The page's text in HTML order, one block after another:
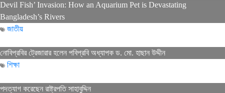
Devil Fish’ Invasion: How an Aquarium Pet is Devastating
Bangladesh’s Rivers
জাতীয়
নোবিপ্রবির ট্রেজারার হলেন পবিপ্রবি অধ্যাপক ড. মো. হাছান উদ্দীন
শিক্ষা
পদত্যাগ করেছেন রাষ্ট্রপতি সাহাবুদ্দিন